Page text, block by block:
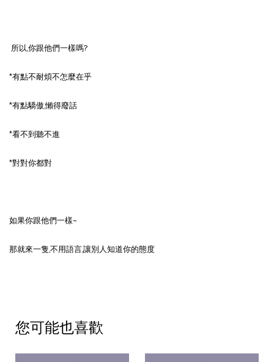
所以,你跟他們一樣嗎?
*有點不耐煩不怎麼在乎
*有點驕傲,懶得廢話
*看不到聽不進
*對對你都對
如果你跟他們一樣~
那就來一隻,不用語言,讓別人知道你的態度
您可能也喜歡